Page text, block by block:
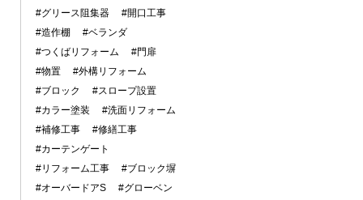
#グリース阻集器
#開口工事
#造作棚
#ベランダ
#つくばリフォーム
#門扉
#物置
#外構リフォーム
#ブロック
#スロープ設置
#カラー塗装
#洗面リフォーム
#補修工事
#修繕工事
#カーテンゲート
#リフォーム工事
#ブロック塀
#オーバードアS
#グローベン